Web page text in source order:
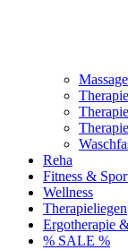
Massage
Reha
Fitness &
Wellness
Therapieliegen
Ergotherapie
% SALE %